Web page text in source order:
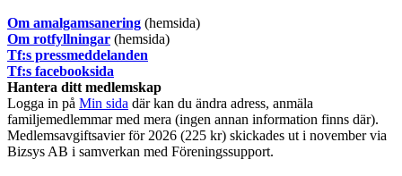
Om amalgamsanering (hemsida)
Om rotfyllningar (hemsida)
​Tf:s pressmeddelanden
Tf:s facebooksida
Hantera ditt medlemskap
Logga in på Min sida där kan du ändra adress, anmäla
familjemedlemmar med mera (ingen annan information finns där).
Medlemsavgiftsavier för 2026 (225 kr) skickades ut i november via
Bizsys AB i samverkan med Föreningssupport.